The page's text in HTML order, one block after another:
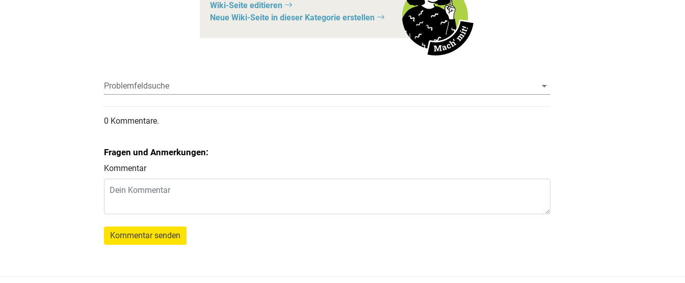
Wiki-Seite editieren
Neue Wiki-Seite in dieser Kategorie erstellen
Problemfeldsuche
0 Kommentare.
Fragen und Anmerkungen:
Kommentar
Kommentar senden